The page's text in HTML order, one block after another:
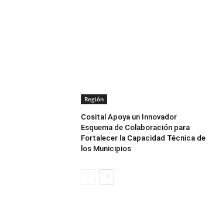
Región
Cosital Apoya un Innovador
Esquema de Colaboración para
Fortalecer la Capacidad Técnica de
los Municipios